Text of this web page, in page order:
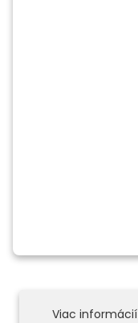
Viac informácií